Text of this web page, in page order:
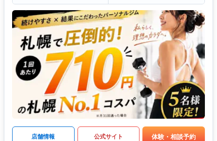
店舗情報 公式サイト 体験・相談予約